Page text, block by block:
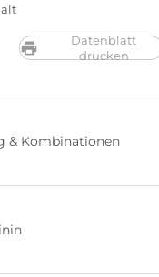
Datenblatt
drucken
& Kombinationen